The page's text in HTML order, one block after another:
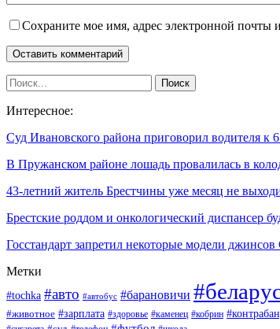
Сохраните мое имя, адрес электронной почты
Интересное:
Суд Ивановского района приговорил водителя к
В Пружанском районе лошадь провалилась в
43-летний житель Брестчины уже месяц не
Брестские роддом и онкологический диспансер
Госстандарт запретил некоторые модели джинсов
Метки
#tochka #авто #автобус #барановичи
#животное #зарплата #здоровье #каменец #кобрин